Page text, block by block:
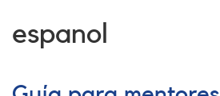
espanol